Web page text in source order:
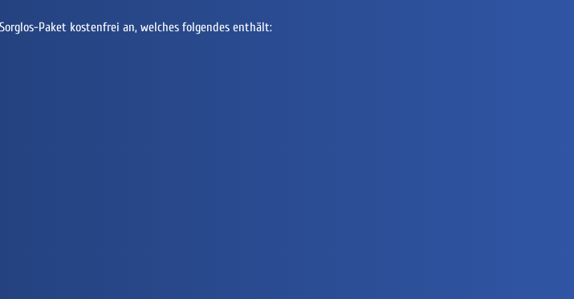
Paket kostenfrei an, welches folgendes enthält: